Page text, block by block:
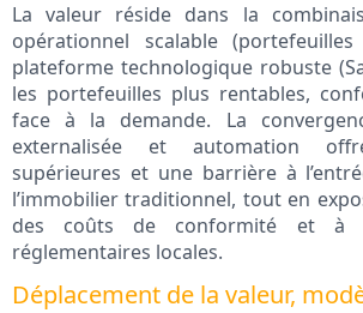
La valeur réside dans la
opérationnel scalable
plateforme technologique robuste
les portefeuilles plus rentables,
face à la demande. La
externalisée et automation
supérieures et une barrière à
l’immobilier traditionnel, tout en
des coûts de conformité et à
réglementaires locales.
Déplacement de la valeur,